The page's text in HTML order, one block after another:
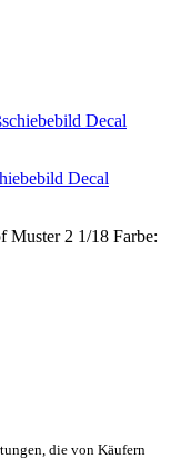
Decal
Muster 2 1/18 Farbe:
die von Käufern